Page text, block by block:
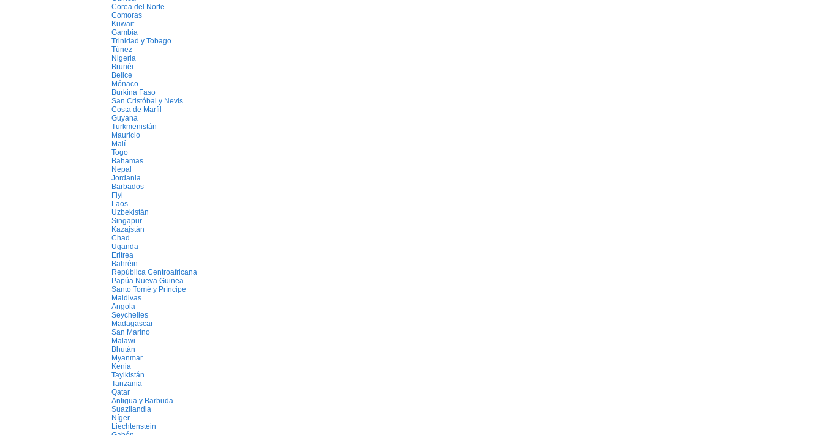
Corea del Norte
Comoras
Kuwait
Gambia
Trinidad y Tobago
Túnez
Nigeria
Brunéi
Belice
Mónaco
Burkina Faso
San Cristóbal y Nevis
Costa de Marfil
Guyana
Turkmenistán
Mauricio
Malí
Togo
Bahamas
Nepal
Jordania
Barbados
Fiyi
Laos
Uzbekistán
Singapur
Kazajstán
Chad
Uganda
Eritrea
Bahréin
República Centroafricana
Papúa Nueva Guinea
Santo Tomé y Príncipe
Maldivas
Angola
Seychelles
Madagascar
San Marino
Malawi
Bhután
Myanmar
Kenia
Tayikistán
Tanzania
Qatar
Antigua y Barbuda
Suazilandia
Níger
Liechtenstein